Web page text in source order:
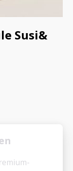
Susi&